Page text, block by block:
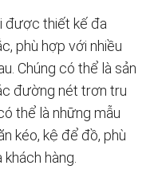
được thiết kế đa
phù hợp với nhiều
Chúng có thể là sản
đường nét trơn tru
thể là những mẫu
kéo, kệ để đồ, phù
hàng.